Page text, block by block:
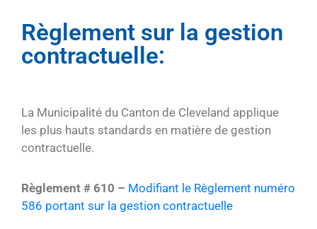
Nous
Joindre
Règlement sur la gestion
contractuelle:
La Municipalité du Canton de Cleveland applique
les plus hauts standards en matière de gestion
contractuelle.
Règlement # 610 – Modifiant le Règlement numéro
586 portant sur la gestion contractuelle